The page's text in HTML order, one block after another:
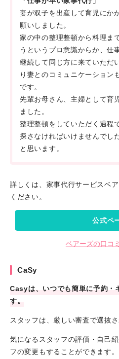
妻が双子を出産して育児にか
願いしました。
家の中の整理整頓から料理ま
うというプロ意識からか、仕
継続して同じ方に来ていただ
り妻とのコミュニケーション
です。
先輩お母さん、主婦として育
ました。
整理整頓をしていただく過程
探さなければいけませんでし
と思います。
詳しくは、家事代行サービスベ
ください。
公式ペ
ベアーズの口コ
CaSy
Casyは、いつでも簡単に予約・
す。
スタッフは、厳しい審査で選抜
気になるスタッフの評価・自己
フの変更もすることができます。